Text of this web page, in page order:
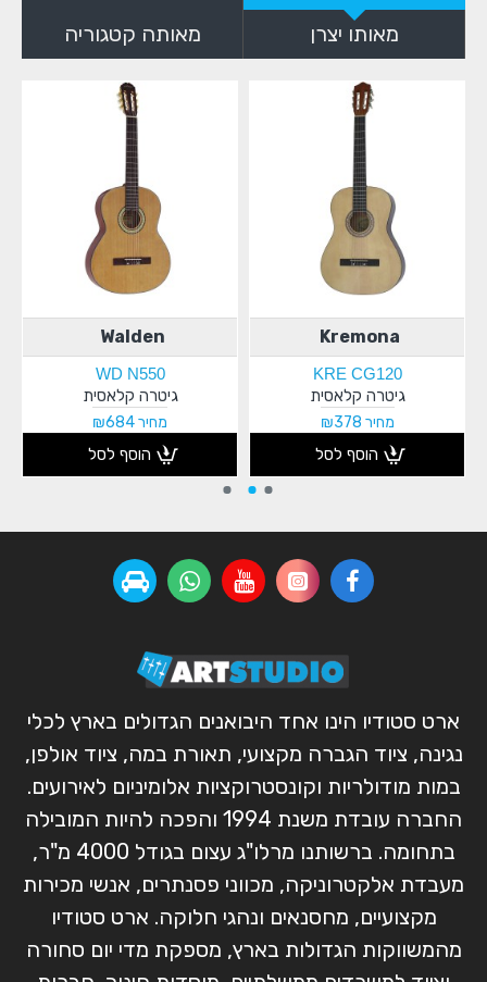
מאותו יצרן
מאותה קטגוריה
Kremona
KRE CG120
גיטרה קלאסית
מחיר ₪378
הוסף לסל
Walden
WD N550
גיטרה קלאסית
מחיר ₪684
הוסף לסל
ארט סטודיו הינו אחד היבואנים הגדולים בארץ לכלי
נגינה, ציוד הגברה מקצועי, תאורת במה, ציוד אולפן,
במות מודולריות וקונסטרוקציות אלומיניום לאירועים.
החברה עובדת משנת 1994 והפכה להיות המובילה
בתחומה. ברשותנו מרלו"ג עצום בגודל 4000 מ"ר,
מעבדת אלקטרוניקה, מכווני פסנתרים, אנשי מכירות
מקצועיים, מחסנאים ונהגי חלוקה. ארט סטודיו
מהמשווקות הגדולות בארץ, מספקת מדי יום סחורה